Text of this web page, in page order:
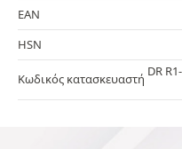
EAN
HSN
Κωδικός κατασκευαστή
DR